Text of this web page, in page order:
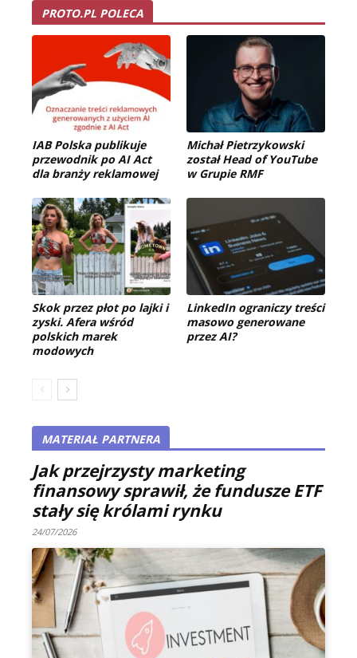
PROTO.PL POLECA
IAB Polska publikuje
przewodnik po AI Act
dla branży reklamowej
Michał Pietrzykowski
został Head of YouTube
w Grupie RMF
Skok przez płot po lajki i
zyski. Afera wśród
polskich marek
modowych
LinkedIn ograniczy treści
masowo generowane
przez AI?
MATERIAŁ PARTNERA
Jak przejrzysty marketing
finansowy sprawił, że fundusze ETF
stały się królami rynku
24/07/2026